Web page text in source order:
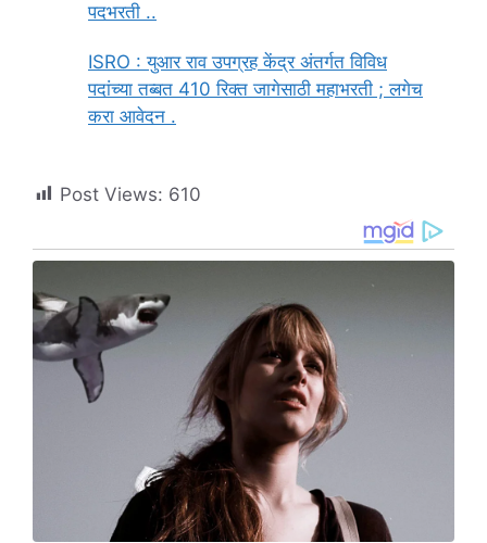
पदभरती ..
ISRO : युआर राव उपग्रह केंद्र अंतर्गत विविध
पदांच्या तब्बत 410 रिक्त जागेसाठी महाभरती ; लगेच
करा आवेदन .
Post Views: 610